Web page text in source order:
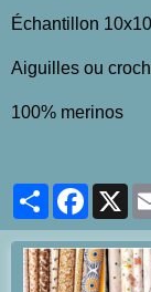
Échantillon
Aiguilles ou
100% merinos
Partager